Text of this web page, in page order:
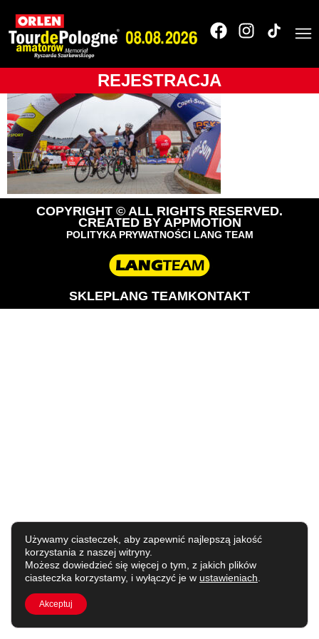
REJESTRACJA
_O0C03402
COPYRIGHT © ALL RIGHTS RESERVED.
CREATED BY APPMOTION
POLITYKA PRYWATNOŚCI LANG TEAM
SKLEPLANG TEAMKONTAKT
Używamy ciasteczek, aby zapewnić najlepszą jakość
korzystania z naszej witryny.
Możesz dowiedzieć się więcej o tym, z jakich plików
ciasteczka korzystamy, i wyłączyć je w ustawieniach
Akceptuj